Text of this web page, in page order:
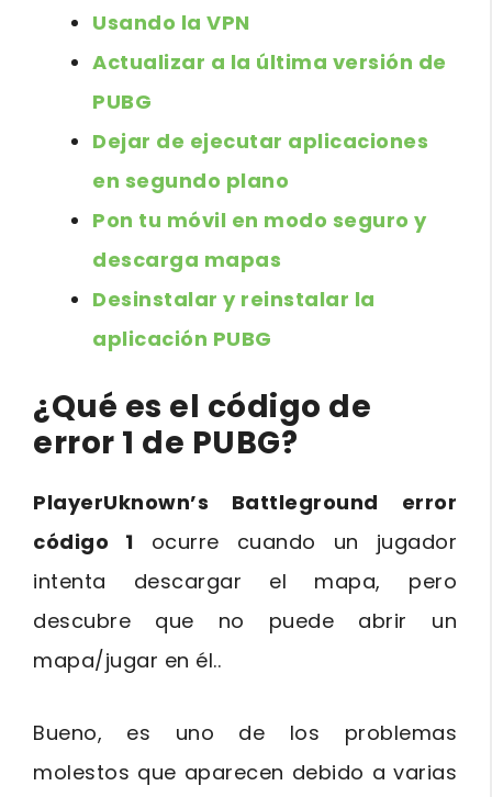
Usando la VPN
Actualizar a la última versión de
PUBG
Dejar de ejecutar aplicaciones
en segundo plano
Pon tu móvil en modo seguro y
descarga mapas
Desinstalar y reinstalar la
aplicación PUBG
¿Qué es el código de
error 1 de PUBG?
PlayerUknown’s Battleground error
código 1 ocurre cuando un jugador
intenta descargar el mapa, pero
descubre que no puede abrir un
mapa/jugar en él..
Bueno, es uno de los problemas
molestos que aparecen debido a varias